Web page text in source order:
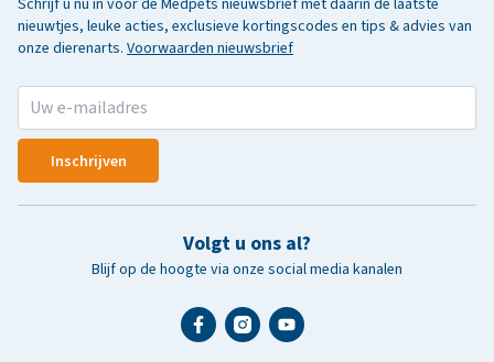
nieuwtjes, leuke acties, exclusieve kortingscodes en tips & advies van
onze dierenarts. Voorwaarden nieuwsbrief
Inschrijven
Volgt u ons al?
Blijf op de hoogte via onze social media kanalen